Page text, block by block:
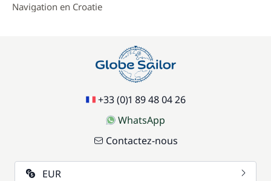
Navigation en Croatie
+33 (0)1 89 48 04 26
WhatsApp
Contactez-nous
EUR